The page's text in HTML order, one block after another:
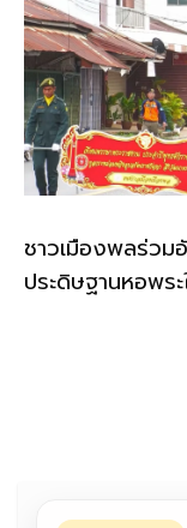
ชาวเมืองพลร่ว
ประดิษฐานหอพร